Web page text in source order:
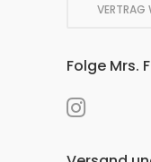
VERTRAG
Folge Mrs.